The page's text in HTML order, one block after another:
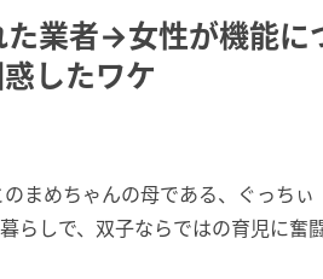
業者→女性が機能に
したワケ
まめちゃんの母である、ぐっちぃ
らしで、双子ならではの育児に奮